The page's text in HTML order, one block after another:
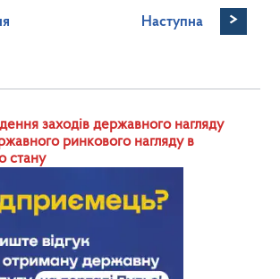
Наступна >
заходів державного нагляду
ринкового нагляду в
стану